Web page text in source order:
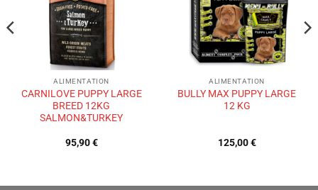
ALIMENTATION
CARNILOVE PUPPY LARGE
BREED 12KG
SALMON&TURKEY
95,90€
ALIMENTATION
BULLY MAX PUPPY LARGE
12 KG
125,00€